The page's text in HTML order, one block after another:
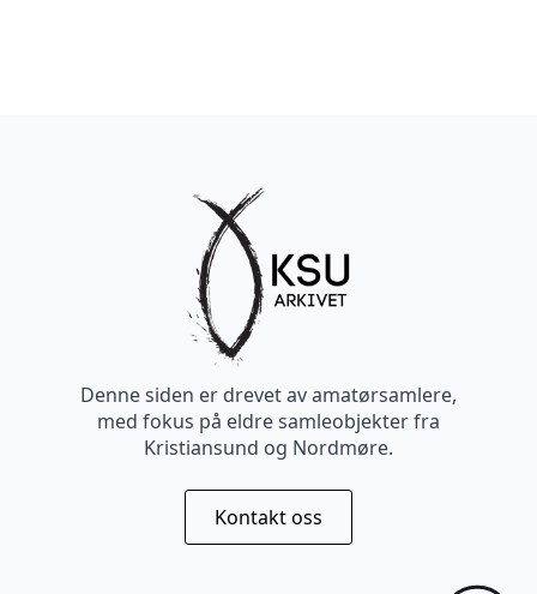
Denne siden er drevet av amatørsamlere,
med fokus på eldre samleobjekter fra
Kristiansund og Nordmøre.
Kontakt oss